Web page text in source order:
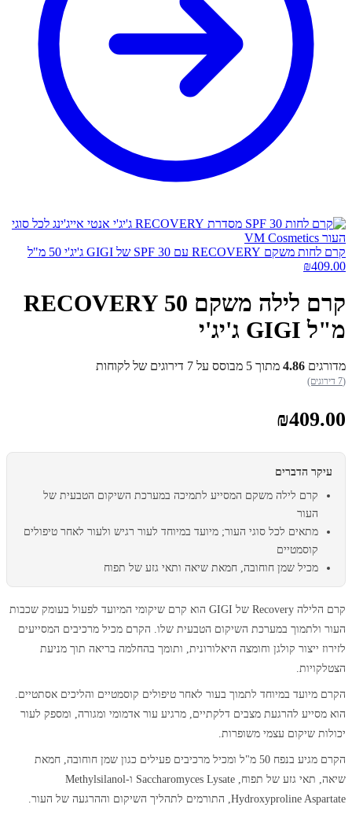
קרם לחות משקם RECOVERY עם SPF 30 של GIGI ג'יג'י 50 מ"ל
₪409.00
קרם לילה משקם RECOVERY 50
מ"ל GIGI ג'יג'י
מדורגים 4.86 מתוך 5 מבוסס על 7 דירוגים של לקוחות
(7 דירוגים)
₪409.00
עיקר הדברים
קרם לילה משקם המסייע לתמיכה במערכת השיקום הטבעית של
העור
מתאים לכל סוגי העור; מיועד במיוחד לעור רגיש ולעור לאחר טיפולים
קוסמטיים
מכיל שמן חוחובה, חמאת שיאה ותאי גזע של תפוח
קרם הלילה Recovery של GIGI הוא קרם שיקומי המיועד לפעול בעומק שכבות
העור ולתמוך במערכת השיקום הטבעית שלו. הקרם מכיל מרכיבים המסייעים
לזירוז ייצור קולגן וחומצה היאלורונית, ותומך בהחלמה בריאה תוך מניעת
הצטלקויות.
הקרם מיועד במיוחד לתמוך בעור לאחר טיפולים קוסמטיים והליכים אסתטיים.
הוא מסייע להרגעת מצבים דלקתיים, מרגיע עור אדמומי ומגורה, ומספק לעור
יכולות שיקום עצמי משופרות.
הקרם מגיע בנפח 50 מ"ל ומכיל מרכיבים פעילים כגון שמן חוחובה, חמאת
שיאה, תאי גזע של תפוח, Saccharomyces Lysate ו-Methylsilanol
Hydroxyproline Aspartate, התורמים לתהליך השיקום וההרגעה של העור.